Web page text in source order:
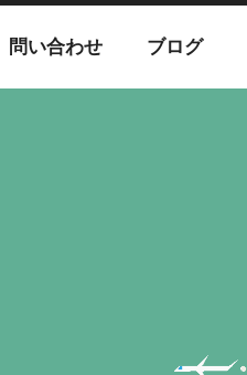
問い合わせ ブログ